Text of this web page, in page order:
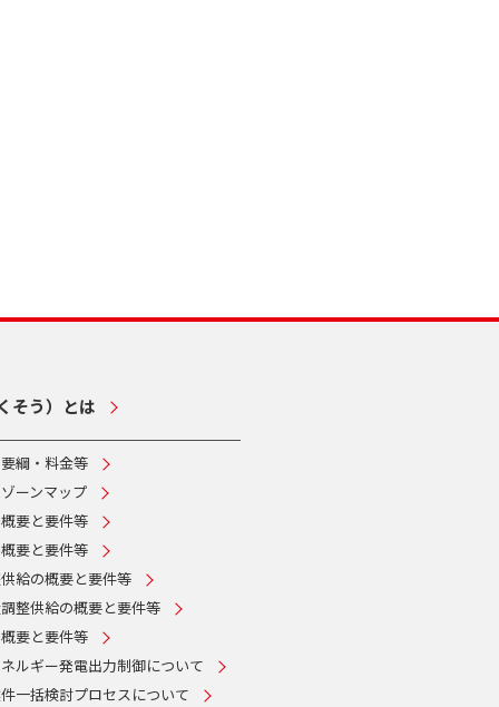
そう）とは
綱・料金等
ーンマップ
要と要件等
要と要件等
給の概要と要件等
整供給の概要と要件等
要と要件等
ルギー発電出力制御について
一括検討プロセスについて